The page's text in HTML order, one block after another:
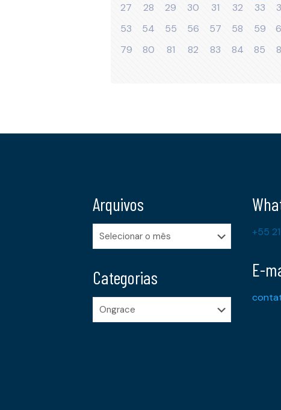
27
28 29 30 31 32 33
53
54 55 56 57 58 59
79
80 81 82 83 84 85
Arquivos
Arquivos
Categorias
Categorias
+55
E-